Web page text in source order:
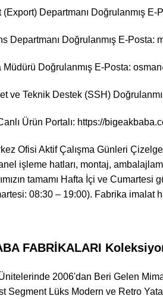
Departmanı Doğrulanmış
Departmanı Doğrulanmış E-Posta:
Müdürü Doğrulanmış E-Posta:
ve Teknik Destek (SSH)
Ürün Portalı: https://
Ofisi Aktif Çalışma Günleri
işleme hatları, montaj,
tamamı Hafta İçi ve
08:30 – 19:00). Fabrika imalat
FABRİKALARI
2006'dan Beri Gelen
Segment Lüks Modern ve Retro